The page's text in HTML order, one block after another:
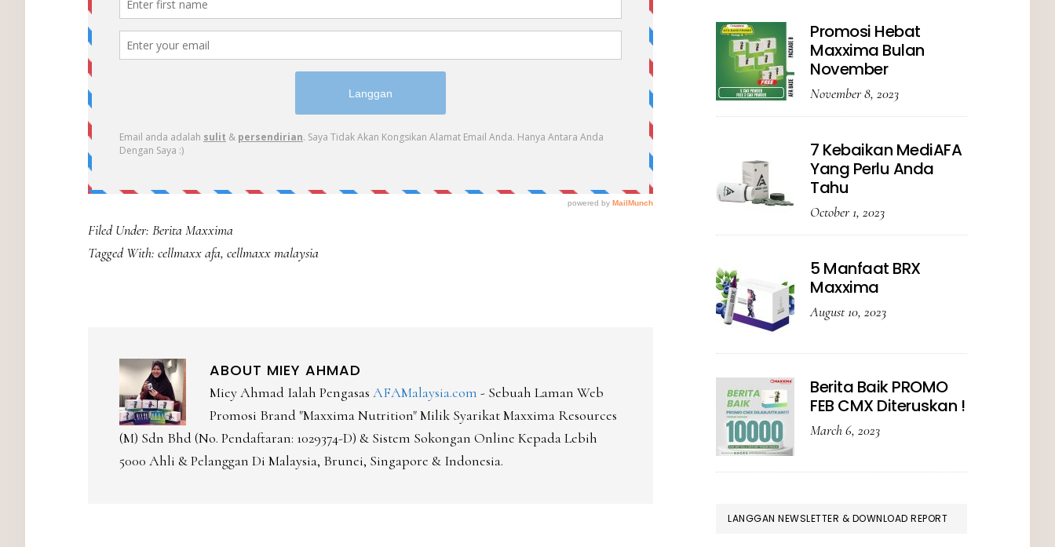
Filed Under: Berita Maxxima
Tagged With: cellmaxx afa, cellmaxx malaysia
ABOUT MIEY AHMAD
Miey Ahmad Ialah Pengasas AFAMalaysia.com - Sebuah Laman Web
Promosi Brand "Maxxima Nutrition" Milik Syarikat Maxxima Resources
(M) Sdn Bhd (No. Pendaftaran: 1029374-D) & Sistem Sokongan Online Kepada Lebih
5000 Ahli & Pelanggan Di Malaysia, Brunei, Singapore & Indonesia.
Promosi Hebat
Maxxima Bulan
November
November 8, 2023
7 Kebaikan MediAFA
Yang Perlu Anda
Tahu
October 1, 2023
5 Manfaat BRX
Maxxima
August 10, 2023
Berita Baik PROMO
FEB CMX Diteruskan !
March 6, 2023
LANGGAN NEWSLETTER & DOWNLOAD REPORT